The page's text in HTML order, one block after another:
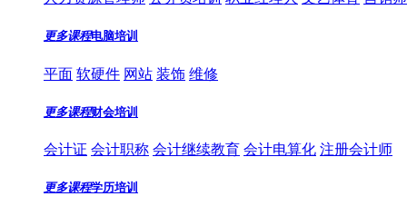
更多课程电脑培训
平面 软硬件 网站 装饰 维修
更多课程财会培训
会计证 会计职称 会计继续教育 会计电算化 注册会计师
更多课程学历培训